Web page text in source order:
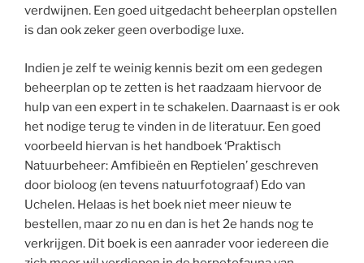
verdwijnen. Een goed uitgedacht beheerplan opstellen
is dan ook zeker geen overbodige luxe.
Indien je zelf te weinig kennis bezit om een gedegen
beheerplan op te zetten is het raadzaam hiervoor de
hulp van een expert in te schakelen. Daarnaast is er ook
het nodige terug te vinden in de literatuur. Een goed
voorbeeld hiervan is het handboek ‘Praktisch
Natuurbeheer: Amfibieën en Reptielen’ geschreven
door bioloog (en tevens natuurfotograaf) Edo van
Uchelen. Helaas is het boek niet meer nieuw te
bestellen, maar zo nu en dan is het 2e hands nog te
verkrijgen. Dit boek is een aanrader voor iedereen die